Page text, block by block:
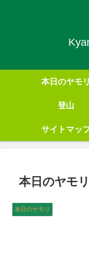
本日のヤモリ
登山
サイトマッ
本日のヤモ
本日のヤモリ